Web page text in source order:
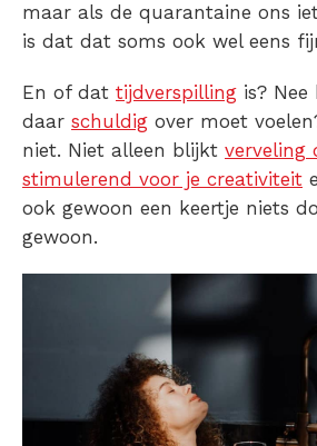
maar als de quarantaine ons
is dat dat soms ook wel eens
En of dat tijdverspilling is?
daar schuldig over moet
niet. Niet alleen blijkt verveling
stimulerend voor je creativiteit
ook gewoon een keertje niets
gewoon.